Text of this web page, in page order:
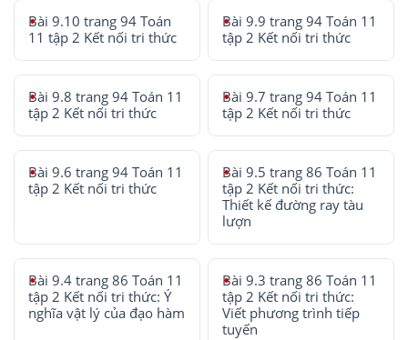
Bài 9.10 trang 94 Toán
11 tập 2 Kết nối tri thức
Bài 9.9 trang 94 Toán 11
tập 2 Kết nối tri thức
Bài 9.8 trang 94 Toán 11
tập 2 Kết nối tri thức
Bài 9.7 trang 94 Toán 11
tập 2 Kết nối tri thức
Bài 9.6 trang 94 Toán 11
tập 2 Kết nối tri thức
Bài 9.5 trang 86 Toán 11
tập 2 Kết nối tri thức:
Thiết kế đường ray tàu
lượn
Bài 9.4 trang 86 Toán 11
tập 2 Kết nối tri thức: Ý
nghĩa vật lý của đạo hàm
Bài 9.3 trang 86 Toán 11
tập 2 Kết nối tri thức:
Viết phương trình tiếp
tuyến